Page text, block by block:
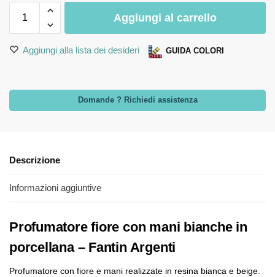
Aggiungi al carrello
Aggiungi alla lista dei desideri GUIDA COLORI
Domande ? Richiedi assistenza
Descrizione
Informazioni aggiuntive
Profumatore fiore con mani bianche in
porcellana – Fantin Argenti
Profumatore con fiore e mani realizzate in resina bianca e beige.